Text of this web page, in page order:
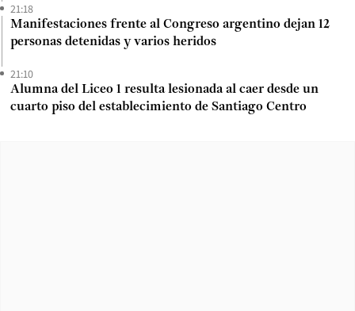
21:18
Manifestaciones frente al Congreso argentino dejan 12
personas detenidas y varios heridos
21:10
Alumna del Liceo 1 resulta lesionada al caer desde un
cuarto piso del establecimiento de Santiago Centro